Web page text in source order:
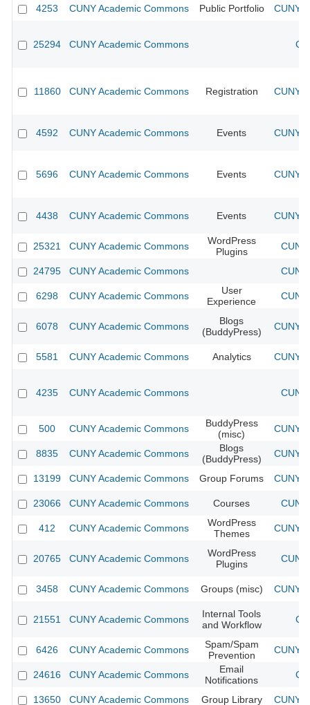
4253 CUNY Academic Commons Public Portfolio CUNY
25294 CUNY Academic Commons
11860 CUNY Academic Commons Registration CUNY
4592 CUNY Academic Commons Events CUNY
5696 CUNY Academic Commons Events CUNY
4438 CUNY Academic Commons Events CUNY
25321 CUNY Academic Commons
WordPress
Plugins
24795 CUNY Academic Commons
6298 CUNY Academic Commons
User
Experience
6078 CUNY Academic Commons
Blogs
(BuddyPress)
CUNY
5581 CUNY Academic Commons Analytics CUNY
4235 CUNY Academic Commons
500 CUNY Academic Commons
BuddyPress
(misc)
CUNY
8835 CUNY Academic Commons
Blogs
(BuddyPress)
CUNY
13199 CUNY Academic Commons Group Forums CUNY
23066 CUNY Academic Commons Courses
412 CUNY Academic Commons
WordPress
Themes
CUNY
20765 CUNY Academic Commons
WordPress
Plugins
3458 CUNY Academic Commons Groups (misc) CUNY
21551 CUNY Academic Commons
Internal Tools
and Workflow
6426 CUNY Academic Commons
Spam/Spam
Prevention
CUNY
24616 CUNY Academic Commons
Email
Notifications
13650 CUNY Academic Commons Group Library CUNY